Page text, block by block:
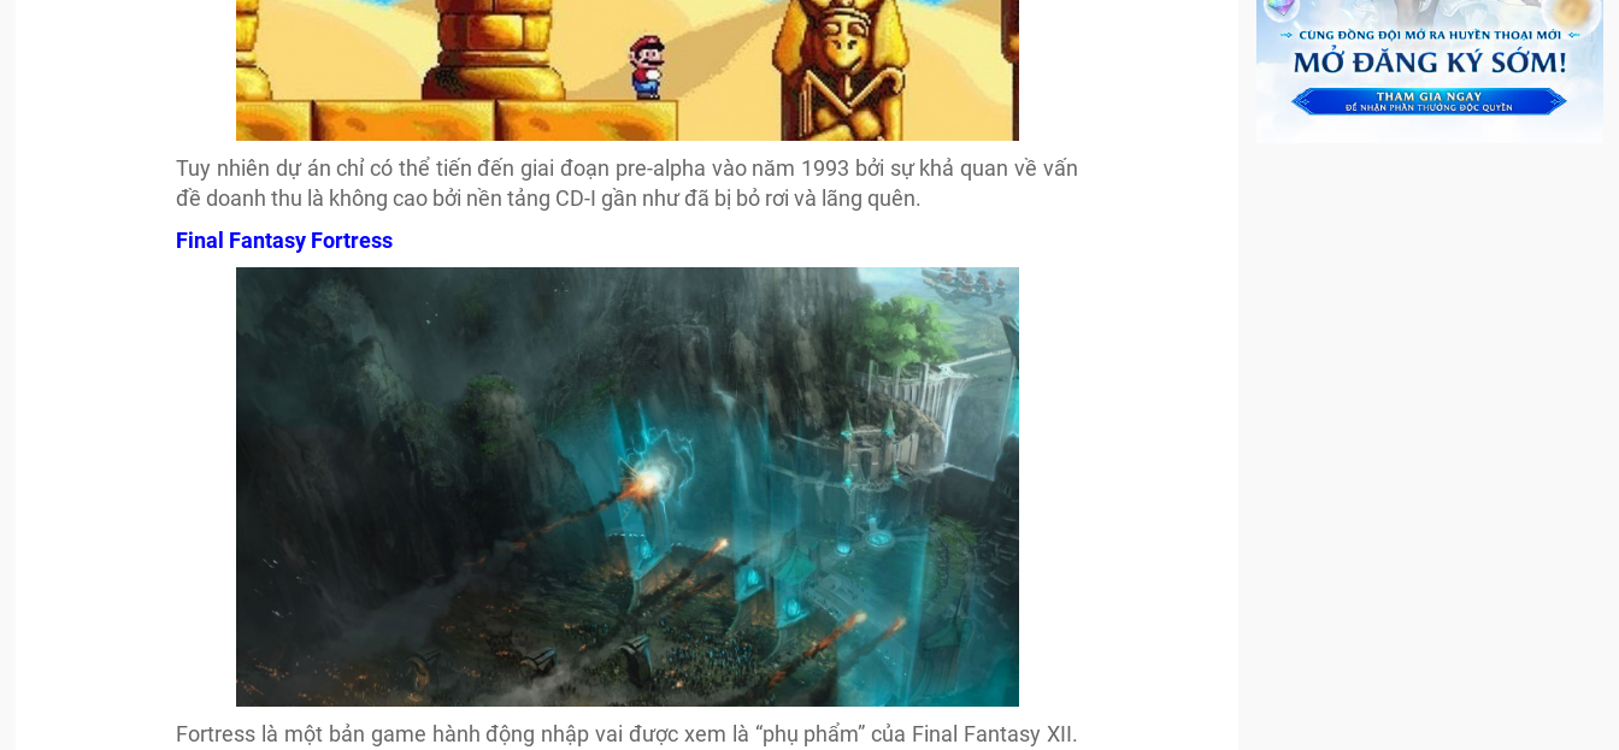
Tuy nhiên dự án chỉ có thể tiến đến giai đoạn pre-alpha vào năm 1993 bởi sự khả quan về vấn
đề doanh thu là không cao bởi nền tảng CD-I gần như đã bị bỏ rơi và lãng quên.
Final Fantasy Fortress
Fortress là một bản game hành động nhập vai được xem là “phụ phẩm” của Final Fantasy XII.